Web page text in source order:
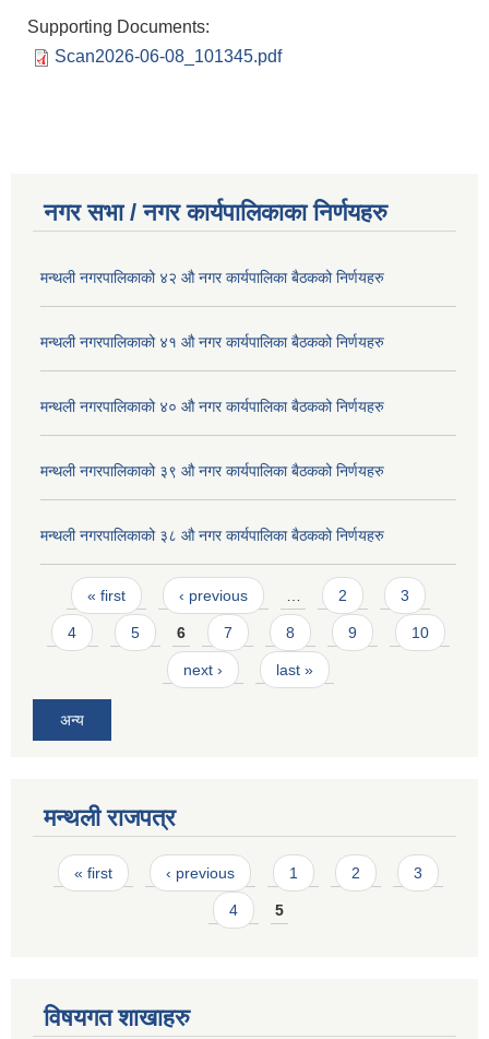
Supporting Documents:
Scan2026-06-08_101345.pdf
नगर सभा / नगर कार्यपालिकाका निर्णयहरु
मन्थली नगरपालिकाको ४२ औ नगर कार्यपालिका बैठकको निर्णयहरु
मन्थली नगरपालिकाको ४१ औ नगर कार्यपालिका बैठकको निर्णयहरु
मन्थली नगरपालिकाको ४० औ नगर कार्यपालिका बैठकको निर्णयहरु
मन्थली नगरपालिकाको ३९ औ नगर कार्यपालिका बैठकको निर्णयहरु
मन्थली नगरपालिकाको ३८ औ नगर कार्यपालिका बैठकको निर्णयहरु
Pages
« first ‹ previous 2 3
4 5 6 7 8 9 10
next › last »
अन्य
मन्थली राजपत्र
Pages
« first ‹ previous 1 2 3
4 5
विषयगत शाखाहरु